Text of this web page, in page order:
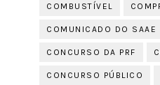
COMBUSTÍVEL
COMUNICADO DO SAAE
CONCURSO DA PRF
CONCURSO PÚBLICO